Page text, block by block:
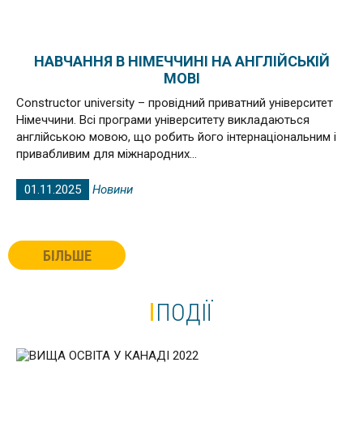
НАВЧАННЯ В НІМЕЧЧИНІ НА АНГЛІЙСЬКІЙ
МОВІ
Constructor university – провідний приватний університет
Німеччини. Всі програми університету викладаються
англійською мовою, що робить його інтернаціональним і
привабливим для міжнародних...
01.11.2025 Новини
БІЛЬШЕ
ПОДІЇ